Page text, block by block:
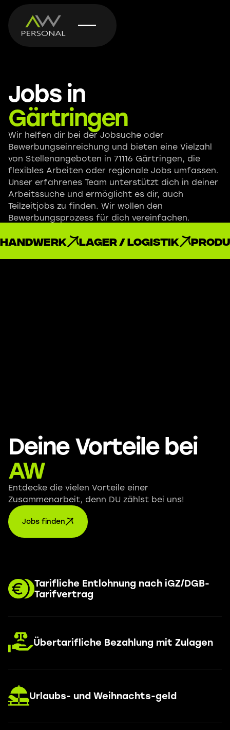
Jobs in
Gärtringen
Wir helfen dir bei der Jobsuche oder
Bewerbungseinreichung und bieten eine Vielzahl
von Stellenangeboten in 71116 Gärtringen, die
flexibles Arbeiten oder regionale Jobs umfassen.
Unser erfahrenes Team unterstützt dich in deiner
Arbeitssuche und ermöglicht es dir, auch
Teilzeitjobs zu finden. Wir wollen den
Bewerbungsprozess für dich vereinfachen.
Handwerk Lager / Logistik
Deine Vorteile bei
AW
Entdecke die vielen Vorteile einer
Zusammenarbeit, denn DU zählst bei uns!
Jobs finden
Tarifliche Entlohnung nach iGZ/DGB-
Tarifvertrag
Übertarifliche Bezahlung mit Zulagen
Urlaubs- und Weihnachts-geld